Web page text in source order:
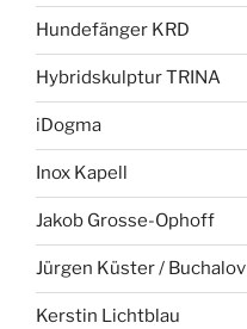
Hundefänger KRD
Hybridskulptur TRINA
iDogma
Inox Kapell
Jakob Grosse-Ophoff
Jürgen Küster / Buchalov
Kerstin Lichtblau